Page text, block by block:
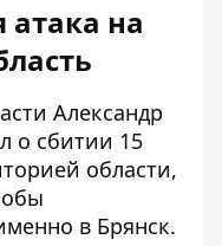
атака на
Александр
о сбитии 15
области,
в Брянск.